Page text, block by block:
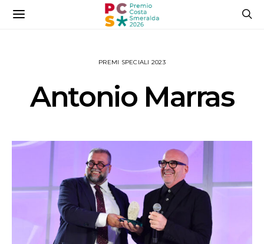
PREMI SPECIALI 2023
Antonio Marras